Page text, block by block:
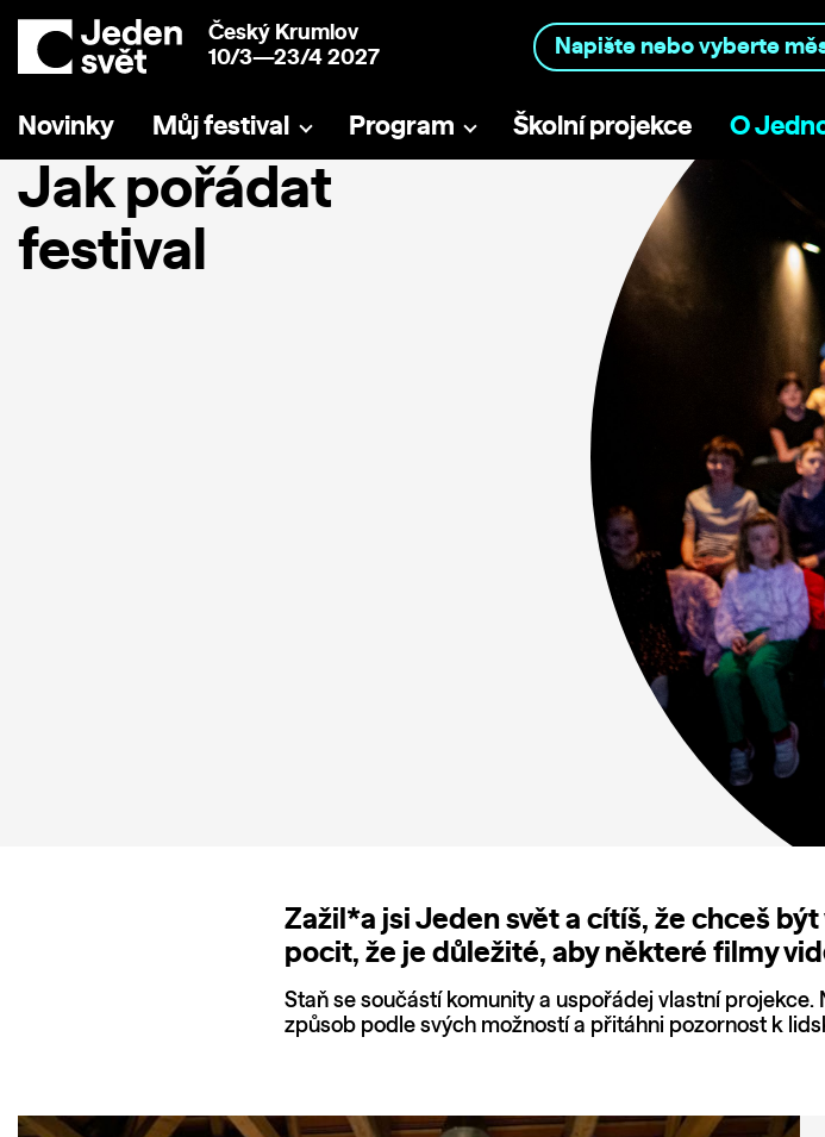
Český Krumlov
10/3—23/4 2027
Novinky Můj festival Program Školní projekce O
Jak pořádat
festival
Zažil*a jsi Jeden svět a cítíš, že chceš
pocit, že je důležité, aby některé filmy
Staň se součástí komunity a uspořádej vlastní projekce.
způsob podle svých možností a přitáhni pozornost k